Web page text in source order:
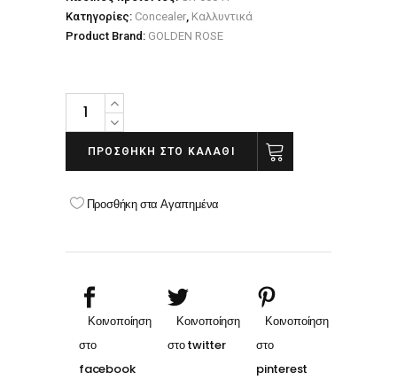
Κατηγορίες: Concealer, Καλλυντικά
Product Brand: GOLDEN ROSE
GOLDEN
stick
concealer
02
ΠΡΟΣΘΉΚΗ ΣΤΟ ΚΑΛΆΘΙ
Προσθήκη στα Αγαπημένα